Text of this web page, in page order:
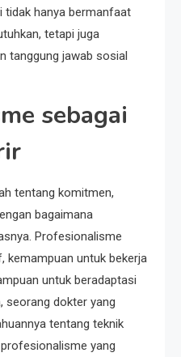
tidak hanya bermanfaat
tetapi juga
tanggung jawab sosial
sebagai
tentang komitmen,
bagaimana
Profesionalisme
kemampuan untuk bekerja
untuk beradaptasi
seorang dokter yang
tentang teknik
yang